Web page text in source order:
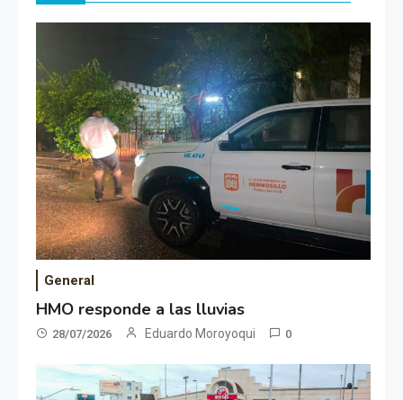
General
HMO responde a las lluvias
28/07/2026 Eduardo Moroyoqui 0